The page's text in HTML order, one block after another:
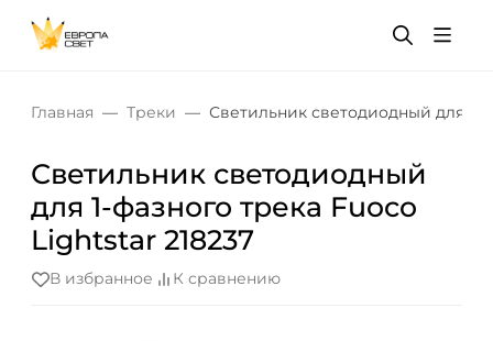
Главная Треки Светильник светодиодный для 1-
Светильник светодиодный
для 1-фазного трека Fuoco
Lightstar 218237
В избранное К сравнению